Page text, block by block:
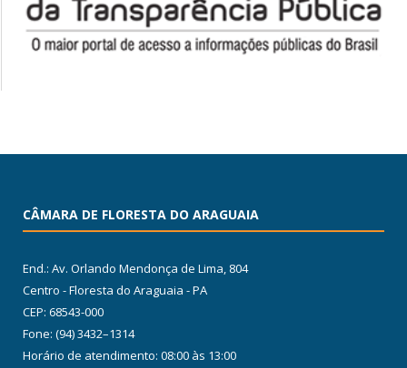
CÂMARA DE FLORESTA DO ARAGUAIA
End.: Av. Orlando Mendonça de Lima, 804
Centro - Floresta do Araguaia - PA
CEP: 68543-000
Fone: (94) 3432–1314
Horário de atendimento: 08:00 às 13:00